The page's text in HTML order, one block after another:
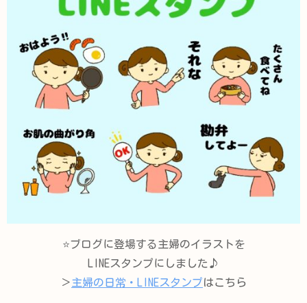
⭐️ブログに登場する主婦のイラストを
LINEスタンプにしました♪
＞主婦の日常・LINEスタンプはこちら